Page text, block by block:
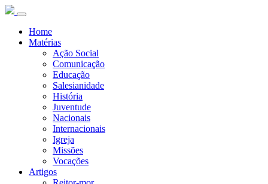
Home
Matérias
Ação Social
Comunicação
Educação
Salesianidade
História
Juventude
Nacionais
Internacionais
Igreja
Missões
Vocações
Artigos